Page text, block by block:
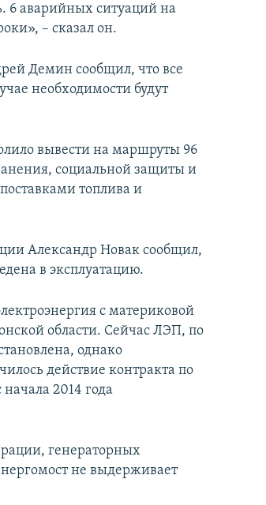
6 аварийных ситуаций на
– сказал он.
Демин сообщил, что все
необходимости будут
вывести на маршруты 96
социальной защиты и
топлива и
Александр Новак сообщил,
в эксплуатацию.
с материковой
области. Сейчас ЛЭП, по
однако
действие контракта по
2014 года
генераторных
не выдерживает